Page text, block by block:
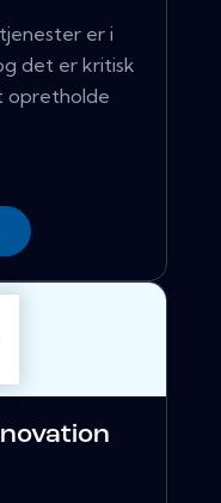
er i
det er kritisk
opretholde